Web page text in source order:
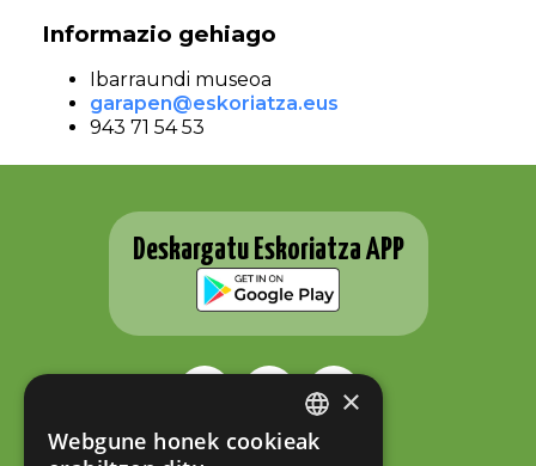
Informazio gehiago
Ibarraundi museoa
garapen@eskoriatza.eus
943 71 54 53
Deskargatu Eskoriatza APP
ESKORIATZAKO UDALA
BASQUE
×
Webgune honek cookieak